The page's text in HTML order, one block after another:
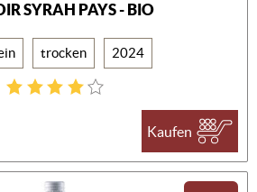
SYRAH PAYS - BIO
trocken 2024
Kaufen